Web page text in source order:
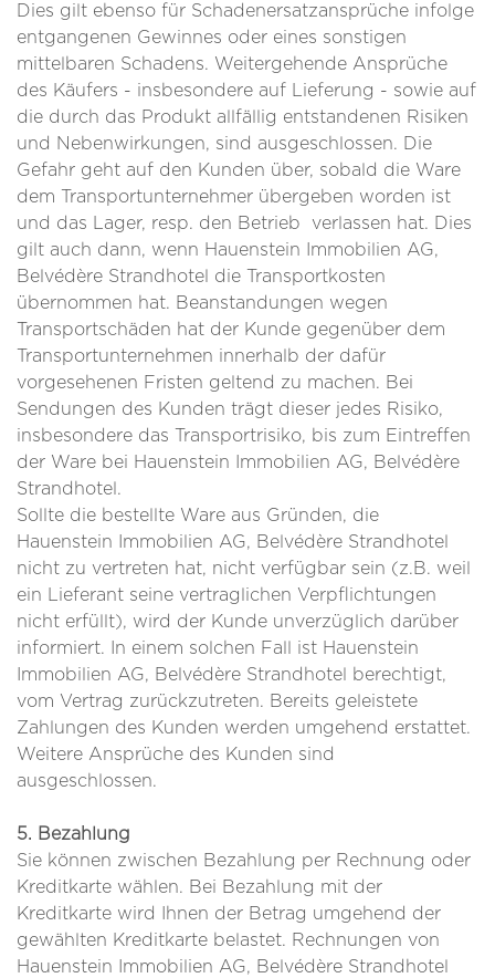
Dies gilt ebenso für Schadenersatzansprüche infolge
entgangenen Gewinnes oder eines sonstigen
mittelbaren Schadens. Weitergehende Ansprüche
des Käufers - insbesondere auf Lieferung - sowie auf
die durch das Produkt allfällig entstandenen Risiken
und Nebenwirkungen, sind ausgeschlossen. Die
Gefahr geht auf den Kunden über, sobald die Ware
dem Transportunternehmer übergeben worden ist
und das Lager, resp. den Betrieb verlassen hat. Dies
gilt auch dann, wenn Hauenstein Immobilien AG,
Belvédère Strandhotel die Transportkosten
übernommen hat. Beanstandungen wegen
Transportschäden hat der Kunde gegenüber dem
Transportunternehmen innerhalb der dafür
vorgesehenen Fristen geltend zu machen. Bei
Sendungen des Kunden trägt dieser jedes Risiko,
insbesondere das Transportrisiko, bis zum Eintreffen
der Ware bei Hauenstein Immobilien AG, Belvédère
Strandhotel.
Sollte die bestellte Ware aus Gründen, die
Hauenstein Immobilien AG, Belvédère Strandhotel
nicht zu vertreten hat, nicht verfügbar sein (z.B. weil
ein Lieferant seine vertraglichen Verpflichtungen
nicht erfüllt), wird der Kunde unverzüglich darüber
informiert. In einem solchen Fall ist Hauenstein
Immobilien AG, Belvédère Strandhotel berechtigt,
vom Vertrag zurückzutreten. Bereits geleistete
Zahlungen des Kunden werden umgehend erstattet.
Weitere Ansprüche des Kunden sind
ausgeschlossen.
5. Bezahlung
Sie können zwischen Bezahlung per Rechnung oder
Kreditkarte wählen. Bei Bezahlung mit der
Kreditkarte wird Ihnen der Betrag umgehend der
gewählten Kreditkarte belastet. Rechnungen von
Hauenstein Immobilien AG, Belvédère Strandhotel